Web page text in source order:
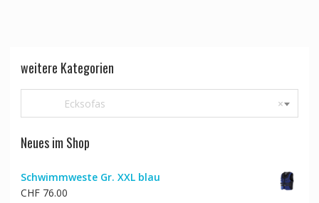
weitere Kategorien
×
Ecksofas
Neues im Shop
Schwimmweste Gr. XXL blau
CHF76.00